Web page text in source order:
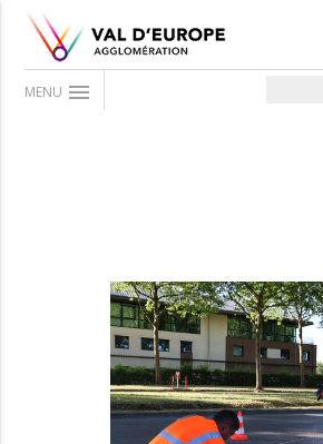
MENU menu